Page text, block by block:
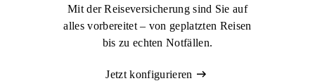
Mit der Reiseversicherung sind Sie auf
alles vorbereitet – von geplatzten Reisen
bis zu echten Notfällen.
Jetzt konfigurieren